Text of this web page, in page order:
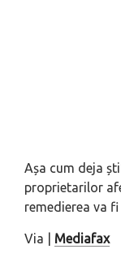
Așa cum deja
proprietarilor
remedierea va
Via | Mediafax